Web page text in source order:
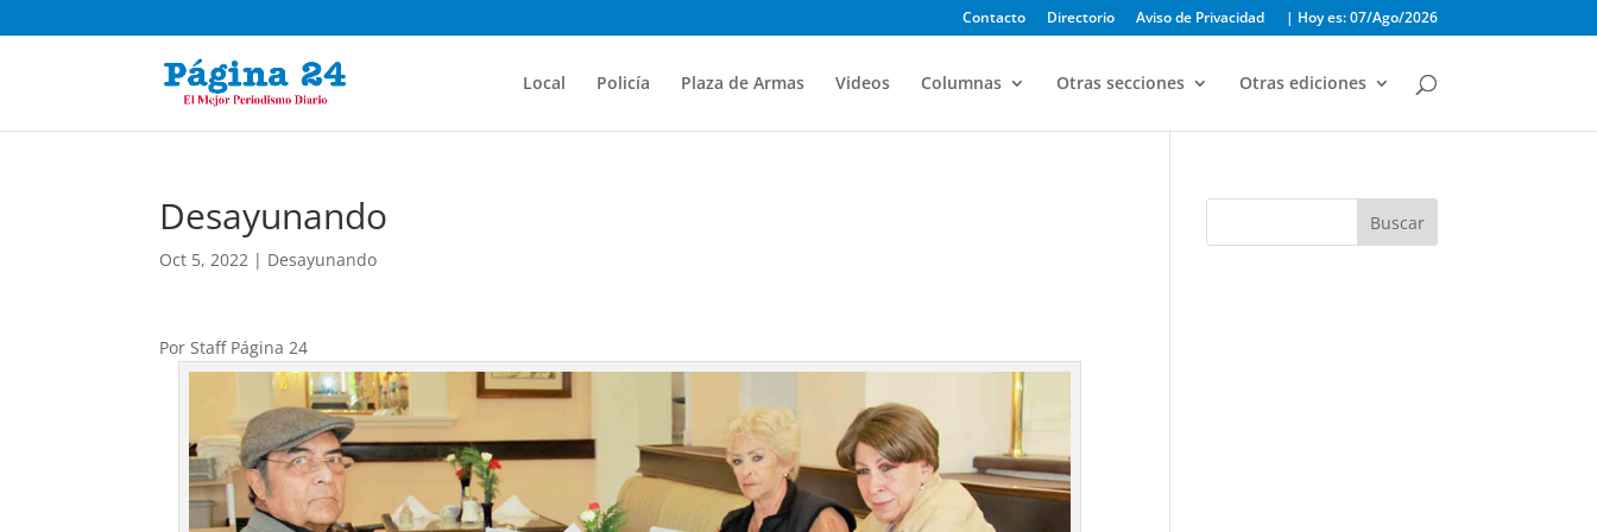
Contacto Directorio Aviso de Privacidad | Hoy es: 07/Ago/2026
Local Policía Plaza de Armas Videos Columnas Otras secciones Otras ediciones
Desayunando
Oct 5, 2022 | Desayunando
Por Staff Página 24
Buscar